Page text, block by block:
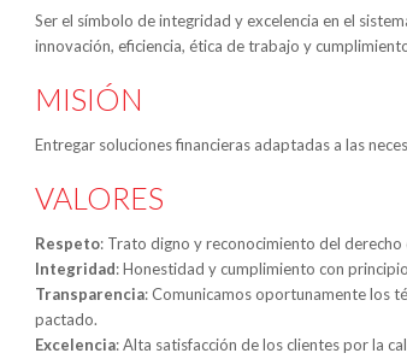
Ser el símbolo de integridad y excelencia en el
innovación, eficiencia, ética de trabajo y
MISIÓN
Entregar soluciones financieras adaptadas a las
VALORES
Respeto: Trato digno y reconocimiento del derecho
Integridad: Honestidad y cumplimiento con
Transparencia: Comunicamos oportunamente los
pactado.
Excelencia: Alta satisfacción de los clientes por la